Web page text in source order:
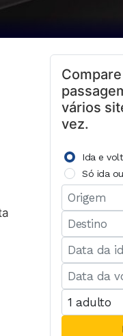
vários
vez.
Ida e
Só ida